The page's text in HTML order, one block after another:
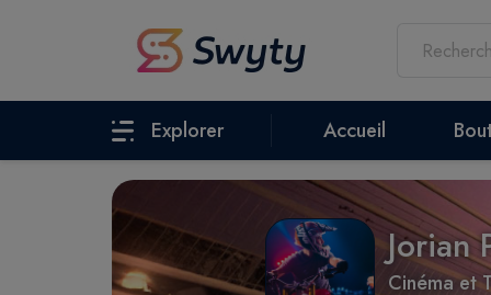
Explorer Accueil
Jorian
Cinéma et